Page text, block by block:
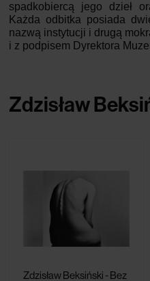
spadkobiercą jego dzieł
Każda odbitka posiada
nazwą instytucji i drugą
i z podpisem Dyrektora
Zdzisław
Zdzisław Beksiński - Bez